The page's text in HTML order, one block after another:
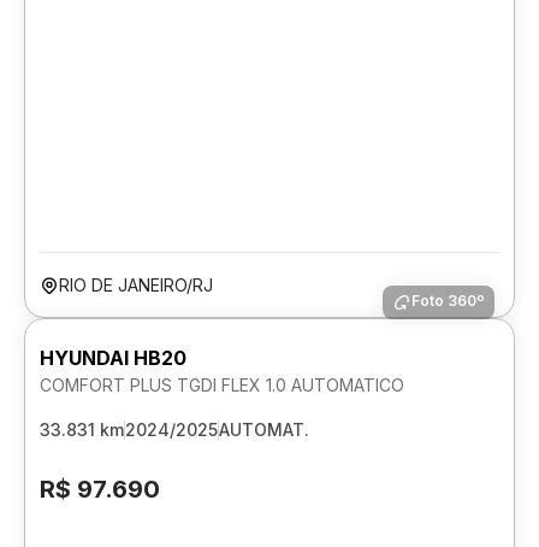
RIO DE JANEIRO/RJ
Foto 360º
HYUNDAI HB20
COMFORT PLUS TGDI FLEX 1.0 AUTOMATICO
33.831 km2024/2025AUTOMAT.
R$ 97.690